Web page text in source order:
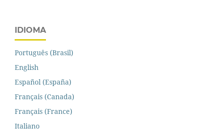
IDIOMA
Português (Brasil)
English
Español (España)
Français (Canada)
Français (France)
Italiano